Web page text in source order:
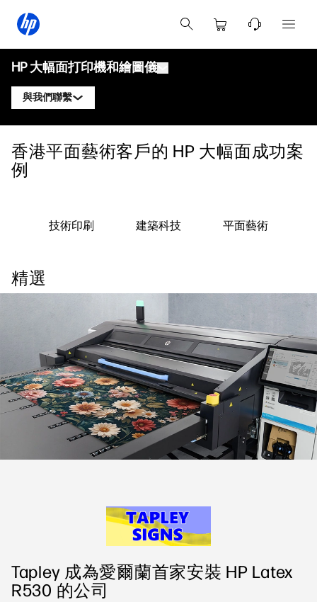
HP 大幅面打印機和繪圖儀
與我們聯繫
聯繫 HP DesignJet 專家
聯繫 HP PageWide XL 專家
聯繫 HP Stitch 專家
linkedIn
HP DesignJet 技術繪圖儀
HP Stitch 打印機
解決方案與服務
安全性
網絡研討會
工作流程解決方案
可持續發展
香港平面藝術客戶的 HP 大幅面成功案
例
技術印刷 建築科技 平面藝術
精選
Tapley 成為愛爾蘭首家安裝 HP Latex
R530 的公司